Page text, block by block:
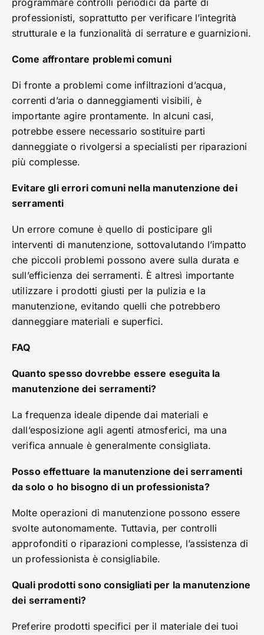
programmare controlli periodici da parte di
professionisti, soprattutto per verificare l’integrità
strutturale e la funzionalità di serrature e guarnizioni.
Come affrontare problemi comuni
Di fronte a problemi come infiltrazioni d’acqua,
correnti d’aria o danneggiamenti visibili, è
importante agire prontamente. In alcuni casi,
potrebbe essere necessario sostituire parti
danneggiate o rivolgersi a specialisti per riparazioni
più complesse.
Evitare gli errori comuni nella manutenzione dei
serramenti
Un errore comune è quello di posticipare gli
interventi di manutenzione, sottovalutando l’impatto
che piccoli problemi possono avere sulla durata e
sull’efficienza dei serramenti. È altresì importante
utilizzare i prodotti giusti per la pulizia e la
manutenzione, evitando quelli che potrebbero
danneggiare materiali e superfici.
FAQ
Quanto spesso dovrebbe essere eseguita la
manutenzione dei serramenti?
La frequenza ideale dipende dai materiali e
dall’esposizione agli agenti atmosferici, ma una
verifica annuale è generalmente consigliata.
Posso effettuare la manutenzione dei serramenti
da solo o ho bisogno di un professionista?
Molte operazioni di manutenzione possono essere
svolte autonomamente. Tuttavia, per controlli
approfonditi o riparazioni complesse, l’assistenza di
un professionista è consigliabile.
Quali prodotti sono consigliati per la manutenzione
dei serramenti?
Preferire prodotti specifici per il materiale dei tuoi